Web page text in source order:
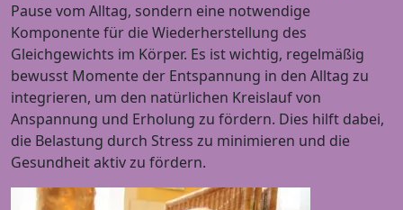
Pause vom Alltag, sondern eine notwendige
Komponente für die Wiederherstellung des
Gleichgewichts im Körper. Es ist wichtig, regelmäßig
bewusst Momente der Entspannung in den Alltag zu
integrieren, um den natürlichen Kreislauf von
Anspannung und Erholung zu fördern. Dies hilft dabei,
die Belastung durch Stress zu minimieren und die
Gesundheit aktiv zu fördern.